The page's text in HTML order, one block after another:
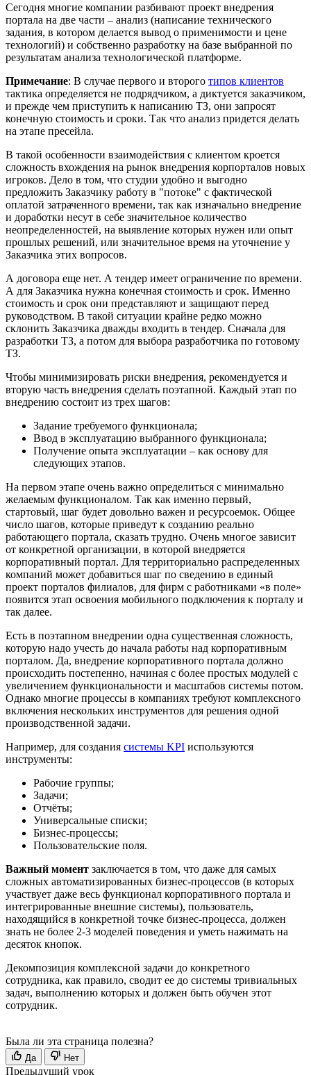
Сегодня многие компании разбивают проект внедрения
портала на две части – анализ (написание технического
задания, в котором делается вывод о применимости и цене
технологий) и собственно разработку на базе выбранной по
результатам анализа технологической платформе.
Примечание: В случае первого и второго типов клиентов
тактика определяется не подрядчиком, а диктуется заказчиком,
и прежде чем приступить к написанию ТЗ, они запросят
конечную стоимость и сроки. Так что анализ придется делать
на этапе пресейла.
В такой особенности взаимодействия с клиентом кроется
сложность вхождения на рынок внедрения корпорталов новых
игроков. Дело в том, что студии удобно и выгодно
предложить Заказчику работу в "потоке" с фактической
оплатой затраченного времени, так как изначально внедрение
и доработки несут в себе значительное количество
неопределенностей, на выявление которых нужен или опыт
прошлых решений, или значительное время на уточнение у
Заказчика этих вопросов.
А договора еще нет. А тендер имеет ограничение по времени.
А для Заказчика нужна конечная стоимость и срок. Именно
стоимость и срок они представляют и защищают перед
руководством. В такой ситуации крайне редко можно
склонить Заказчика дважды входить в тендер. Сначала для
разработки ТЗ, а потом для выбора разработчика по готовому
ТЗ.
Чтобы минимизировать риски внедрения, рекомендуется и
вторую часть внедрения сделать поэтапной. Каждый этап по
внедрению состоит из трех шагов:
Задание требуемого функционала;
Ввод в эксплуатацию выбранного функционала;
Получение опыта эксплуатации – как основу для
следующих этапов.
На первом этапе очень важно определиться с минимально
желаемым функционалом. Так как именно первый,
стартовый, шаг будет довольно важен и ресурсоемок. Общее
число шагов, которые приведут к созданию реально
работающего портала, сказать трудно. Очень многое зависит
от конкретной организации, в которой внедряется
корпоративный портал. Для территориально распределенных
компаний может добавиться шаг по сведению в единый
проект порталов филиалов, для фирм с работниками «в поле»
появится этап освоения мобильного подключения к порталу и
так далее.
Есть в поэтапном внедрении одна существенная сложность,
которую надо учесть до начала работы над корпоративным
порталом. Да, внедрение корпоративного портала должно
происходить постепенно, начиная с более простых модулей с
увеличением функциональности и масштабов системы потом.
Однако многие процессы в компаниях требуют комплексного
включения нескольких инструментов для решения одной
производственной задачи.
Например, для создания системы KPI используются
инструменты:
Рабочие группы;
Задачи;
Отчёты;
Универсальные списки;
Бизнес-процессы;
Пользовательские поля.
Важный момент заключается в том, что даже для самых
сложных автоматизированных бизнес-процессов (в которых
участвует даже весь функционал корпоративного портала и
интегрированные внешние системы), пользователь,
находящийся в конкретной точке бизнес-процесса, должен
знать не более 2-3 моделей поведения и уметь нажимать на
десяток кнопок.
Декомпозиция комплексной задачи до конкретного
сотрудника, как правило, сводит ее до системы тривиальных
задач, выполнению которых и должен быть обучен этот
сотрудник.
Была ли эта страница полезна?
Да Нет
Предыдущий урок